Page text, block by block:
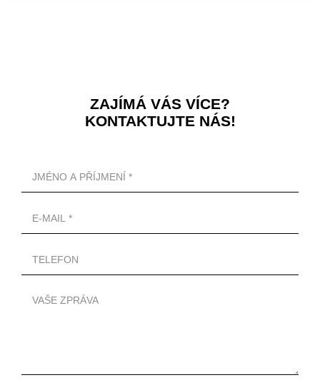
ZAJÍMÁ VÁS VÍCE?
KONTAKTUJTE NÁS!